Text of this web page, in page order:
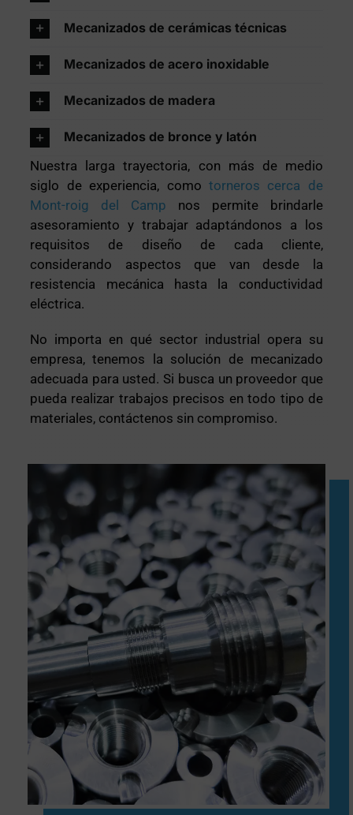
Mecanizados de cerámicas técnicas
Mecanizados de acero inoxidable
Mecanizados de madera
Mecanizados de bronce y latón
Nuestra larga trayectoria, con más de medio
siglo de experiencia, como torneros cerca de
Mont-roig del Camp nos permite brindarle
asesoramiento y trabajar adaptándonos a los
requisitos de diseño de cada cliente,
considerando aspectos que van desde la
resistencia mecánica hasta la conductividad
eléctrica.
No importa en qué sector industrial opera su
empresa, tenemos la solución de mecanizado
adecuada para usted. Si busca un proveedor que
pueda realizar trabajos precisos en todo tipo de
materiales, contáctenos sin compromiso.